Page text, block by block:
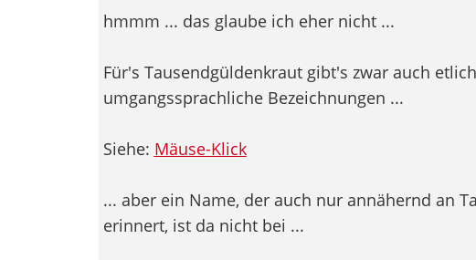
hmmm ... das glaube ich eher nicht ...
Für's Tausendgüldenkraut gibt's zwar auch
umgangssprachliche Bezeichnungen ...
Siehe: Mäuse-Klick
... aber ein Name, der auch nur annähernd an
erinnert, ist da nicht bei ...